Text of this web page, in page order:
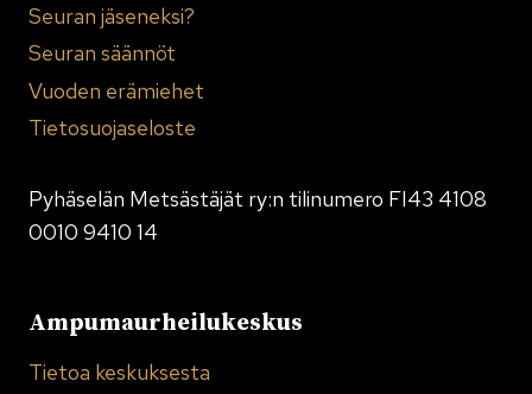
Seuran jäseneksi?
Seuran säännöt
Vuoden erämiehet
Tietosuojaseloste
Pyhäselän Metsästäjät ry:n tilinumero FI43 4108
0010 9410 14
Ampumaurheilukeskus
Tietoa keskuksesta